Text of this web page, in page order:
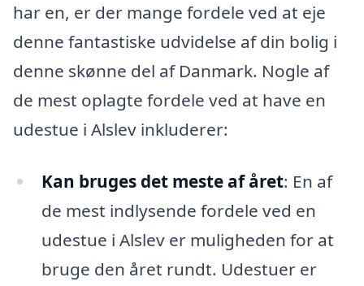
har en, er der mange fordele ved at eje
denne fantastiske udvidelse af din bolig i
denne skønne del af Danmark. Nogle af
de mest oplagte fordele ved at have en
udestue i Alslev inkluderer:
Kan bruges det meste af året: En af
de mest indlysende fordele ved en
udestue i Alslev er muligheden for at
bruge den året rundt. Udestuer er